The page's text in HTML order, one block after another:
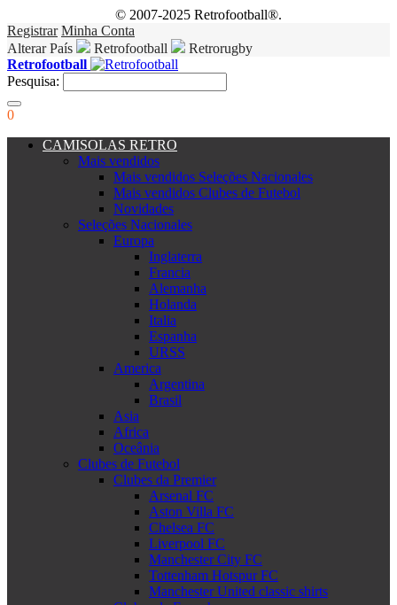
© 2007-2025 Retrofootball®.
Registrar Minha Conta
Alterar País
Retrofootball
Retrorugby
Retrofootball
Pesquisa:
0
CAMISOLAS RETRO
Mais vendidos
Mais vendidos Seleções Nacionales
Mais vendidos Clubes de Futebol
Novidades
Seleções Nacionales
Europa
Inglaterra
Francia
Alemanha
Holanda
Italia
Espanha
URSS
America
Argentina
Brasil
Asia
Africa
Oceânia
Clubes de Futebol
Clubes da Premier
Arsenal FC
Aston Villa FC
Chelsea FC
Liverpool FC
Manchester City FC
Tottenham Hotspur FC
Manchester United classic shirts